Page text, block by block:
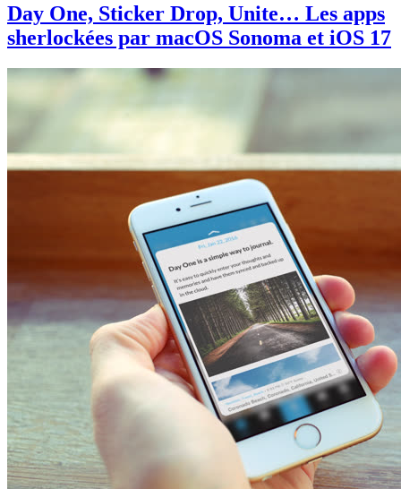
Day One, Sticker Drop, Unite… Les apps
sherlockées par macOS Sonoma et iOS 17